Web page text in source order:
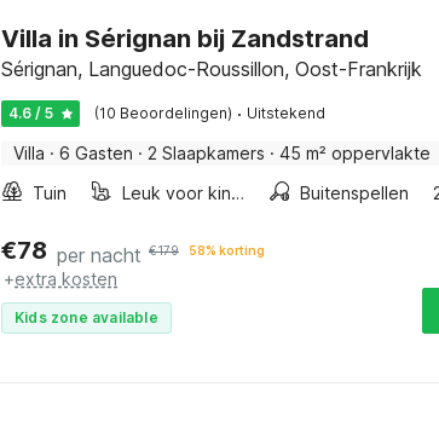
Villa in Sérignan bij Zandstrand
Sérignan, Languedoc-Roussillon, Oost-Frankrijk
4.6 / 5 (10 Beoordelingen) · Uitstekend
Villa · 6 Gasten · 2 Slaapkamers · 45 m² oppervlakte
Tuin
Leuk voor kinderen Buitenspellen
€78 per nacht €179 58% korting
+extra kosten
Kids zone available